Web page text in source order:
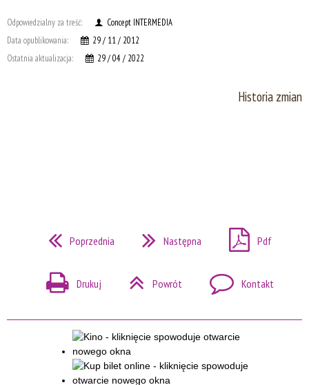
Odpowiedzialny za treść:
Concept INTERMEDIA
Data opublikowania:
29 / 11 / 2012
Ostatnia aktualizacja:
29 / 04 / 2022
Historia zmian
Poprzednia Następna Pdf
Drukuj Powrót Kontakt